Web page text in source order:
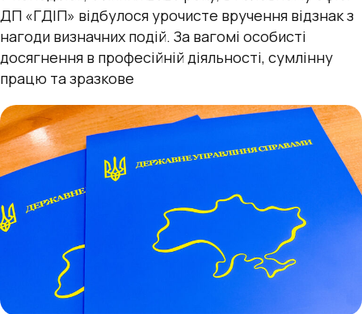
ДП «ГДІП» відбулося урочисте вручення відзнак з
нагоди визначних подій. За вагомі особисті
досягнення в професійній діяльності, сумлінну
працю та зразкове